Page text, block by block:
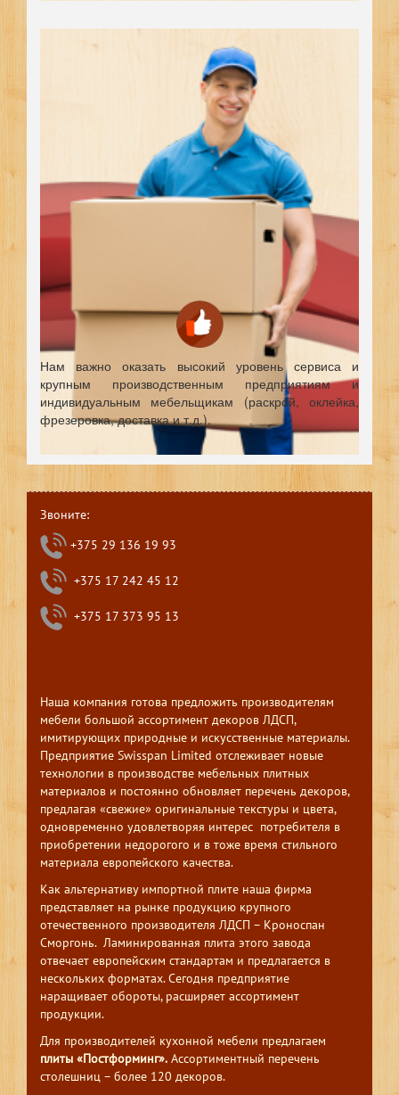
Нам важно оказать высокий уровень сервиса и
крупным производственным предприятиям и
индивидуальным мебельщикам (раскрой, оклейка,
фрезеровка, доставка и т.д.).
Звоните:
+375 29 136 19 93
+375 17 242 45 12
+375 17 373 95 13
Наша компания готова предложить производителям
мебели большой ассортимент декоров ЛДСП,
имитирующих природные и искусственные материалы.
Предприятие Swisspan Limited отслеживает новые
технологии в производстве мебельных плитных
материалов и постоянно обновляет перечень декоров,
предлагая «свежие» оригинальные текстуры и цвета,
одновременно удовлетворяя интерес потребителя в
приобретении недорогого и в тоже время стильного
материала европейского качества.
Как альтернативу импортной плите наша фирма
представляет на рынке продукцию крупного
отечественного производителя ЛДСП – Кроноспан
Сморгонь. Ламинированная плита этого завода
отвечает европейским стандартам и предлагается в
нескольких форматах. Сегодня предприятие
наращивает обороты, расширяет ассортимент
продукции.
Для производителей кухонной мебели предлагаем
плиты «Постформинг». Ассортиментный перечень
столешниц – более 120 декоров.